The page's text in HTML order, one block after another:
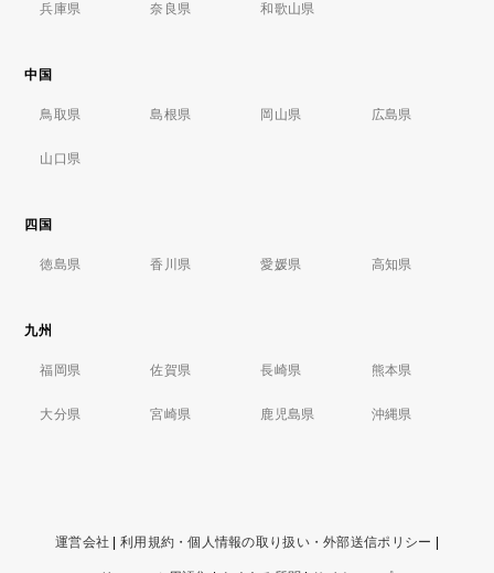
兵庫県 奈良県 和歌山県
中国
鳥取県 島根県 岡山県 広島県
山口県
四国
徳島県 香川県 愛媛県 高知県
九州
福岡県 佐賀県 長崎県 熊本県
大分県 宮崎県 鹿児島県 沖縄県
運営会社 利用規約・個人情報の取り扱い・外部送信ポリシー